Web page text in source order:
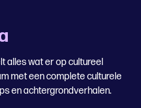
alles wat er op cultureel
met een complete culturele
en achtergrondverhalen.